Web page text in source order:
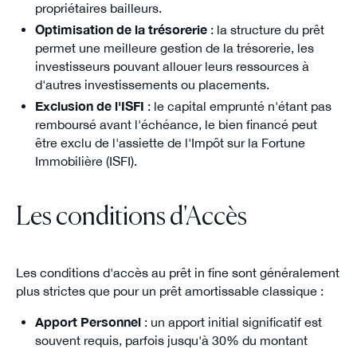
propriétaires bailleurs.
Optimisation de la trésorerie: la structure du prêt
permet une meilleure gestion de la trésorerie, les
investisseurs pouvant allouer leurs ressources à
d'autres investissements ou placements.
Exclusion de l'ISFI : le capital emprunté n'étant pas
remboursé avant l'échéance, le bien financé peut
être exclu de l'assiette de l'Impôt sur la Fortune
Immobilière (ISFI).
Les conditions d'Accès
Les conditions d'accès au prêt in fine sont généralement
plus strictes que pour un prêt amortissable classique :
Apport Personnel: un apport initial significatif est
souvent requis, parfois jusqu'à 30% du montant